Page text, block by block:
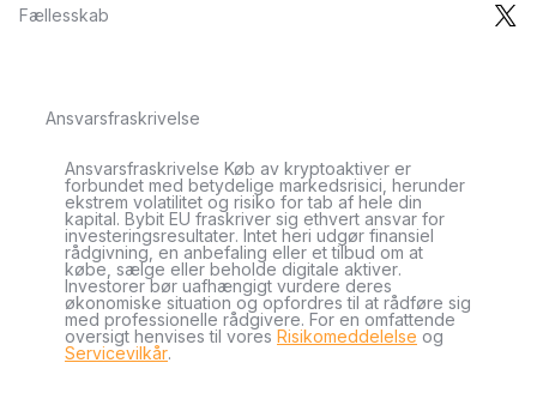
Fællesskab
Ansvarsfraskrivelse
Ansvarsfraskrivelse Køb av kryptoaktiver er
forbundet med betydelige markedsrisici, herunder
ekstrem volatilitet og risiko for tab af hele din
kapital. Bybit EU fraskriver sig ethvert ansvar for
investeringsresultater. Intet heri udgør finansiel
rådgivning, en anbefaling eller et tilbud om at
købe, sælge eller beholde digitale aktiver.
Investorer bør uafhængigt vurdere deres
økonomiske situation og opfordres til at rådføre sig
med professionelle rådgivere. For en omfattende
oversigt henvises til vores Risikomeddelelse og
Servicevilkår.